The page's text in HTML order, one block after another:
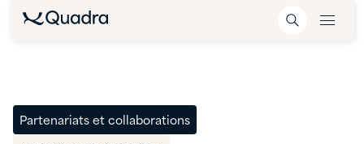
Partenariats et collaborations